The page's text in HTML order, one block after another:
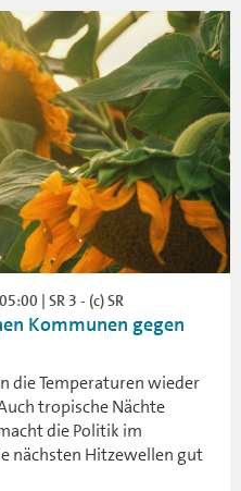
| SR 3 - (c) SR
Kommunen gegen
die Temperaturen wieder
tropische Nächte
die Politik im
nächsten Hitzewellen gut